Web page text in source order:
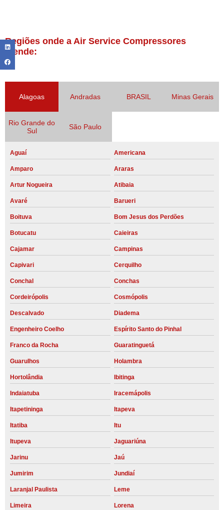
Regiões onde a Air Service Compressores
atende:
Alagoas Andradas BRASIL Minas Gerais
Rio Grande do
Sul
São Paulo
Aguaí Americana
Amparo Araras
Artur Nogueira Atibaia
Avaré Barueri
Boituva Bom Jesus dos Perdões
Botucatu Caieiras
Cajamar Campinas
Capivari Cerquilho
Conchal Conchas
Cordeirópolis Cosmópolis
Descalvado Diadema
Engenheiro Coelho Espírito Santo do Pinhal
Franco da Rocha Guaratinguetá
Guarulhos Holambra
Hortolândia Ibitinga
Indaiatuba Iracemápolis
Itapetininga Itapeva
Itatiba Itu
Itupeva Jaguariúna
Jarinu Jaú
Jumirim Jundiaí
Laranjal Paulista Leme
Limeira Lorena